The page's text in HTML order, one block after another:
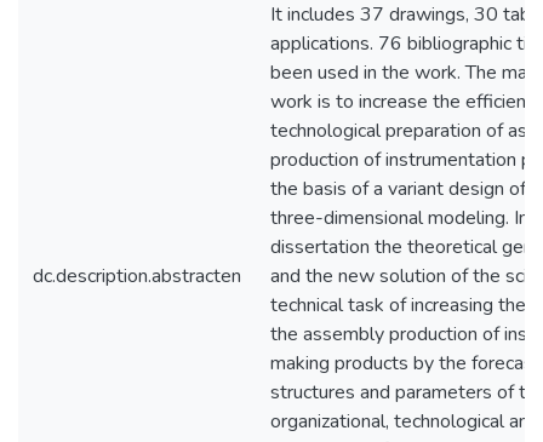
dc.description.abstracten
It includes 37 drawings, 30
applications. 76 bibliographic
been used in the work. The
work is to increase the
technological preparation of
production of instrumentation
the basis of a variant design of
three-dimensional modeling. In
dissertation the theoretical
and the new solution of the
technical task of increasing the
the assembly production of
making products by the
structures and parameters of
organizational, technological